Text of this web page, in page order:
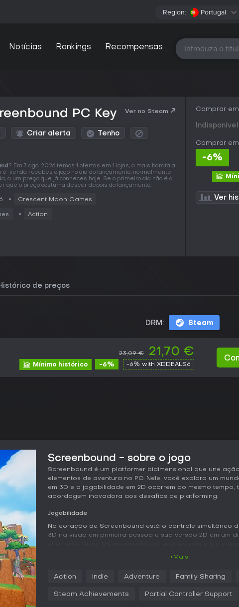
Region: Portugal
Notícias Rankings Recompensas Todas as
PC Key Ver no Steam
Criar alerta Tenho
? Em 7 ago. 2026 temos 1 ofertas em 1 lojas, a mais barata a
venda recebes o jogo no dia do lançamento, normalmente
a um preço que já conheces hoje. Se o primeiro dia não é o
que o preço costuma descer depois do lançamento.
Crescent Moon Games
Action
Comprar
Indisponível
Comprar
-6%
Ver
de preços
DRM: Steam
23,09 € 21,70 €
Mínimo histórico -6% -6% with XDDEALS6
Screenbound - sobre o jogo
Screenbound é um platformer bidimensional que une
elementos de aventura no PC. Nele, você explora um
em 3D e a jogabilidade em 2D ocorrem ao mesmo tempo,
abordagem inovadora aos desafios de platforming.
Jogabilidade
No coração de Screenbound está o controle simultâneo
3D na visão em primeira pessoa e sua versão 2D em um
3D ou 2D, o que exige adaptação constante. Conforme
+Mais
Action Indie Adventure Family Sharing
Steam Achievements Partial Controller Support